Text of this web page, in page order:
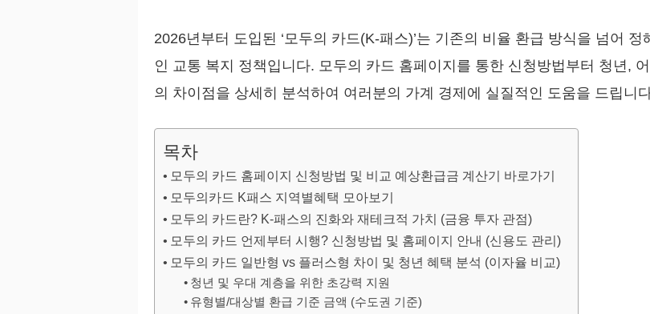
2026년부터 도입된 ‘모두의 카드(K-패스)’는 기존의 비율 환급 방식을 넘어
인 교통 복지 정책입니다. 모두의 카드 홈페이지를 통한 신청방법부터 청년,
의 차이점을 상세히 분석하여 여러분의 가계 경제에 실질적인 도움을 드립니
목차
모두의 카드 홈페이지 신청방법 및 비교 예상환급금 계산기 바로가기
모두의카드 K패스 지역별혜택 모아보기
모두의 카드란? K-패스의 진화와 재테크적 가치 (금융 투자 관점)
모두의 카드 언제부터 시행? 신청방법 및 홈페이지 안내 (신용도 관리)
모두의 카드 일반형 vs 플러스형 차이 및 청년 혜택 분석 (이자율 비교)
청년 및 우대 계층을 위한 초강력 지원
유형별/대상별 환급 기준 금액 (수도권 기준)